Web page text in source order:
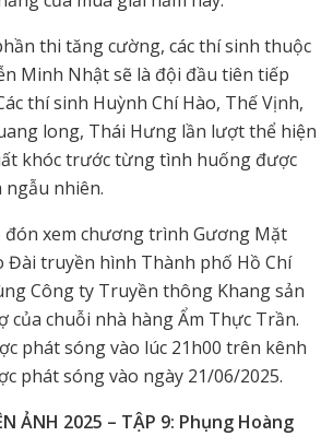
thi tăng cường, các thí sinh thuộc
Minh Nhật sẽ là đội đầu tiên tiếp
thí sinh Huỳnh Chí Hào, Thế Vịnh,
long, Thái Hưng lần lượt thể hiện
khóc trước từng tình huống được
nhiên.
đón xem chương trình Gương Mặt
Đài truyền hình Thành phố Hồ Chí
Công ty Truyền thông Khang sản
của chuỗi nhà hàng Ẩm Thực Trần.
phát sóng vào lúc 21h00 trên kênh
phát sóng vào ngày 21/06/2025.
ẢNH 2025 – TẬP 9: Phụng Hoàng